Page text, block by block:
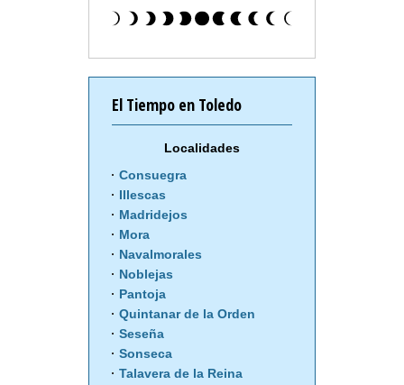
El Tiempo en Toledo
Localidades
Consuegra
Illescas
Madridejos
Mora
Navalmorales
Noblejas
Pantoja
Quintanar de la Orden
Seseña
Sonseca
Talavera de la Reina